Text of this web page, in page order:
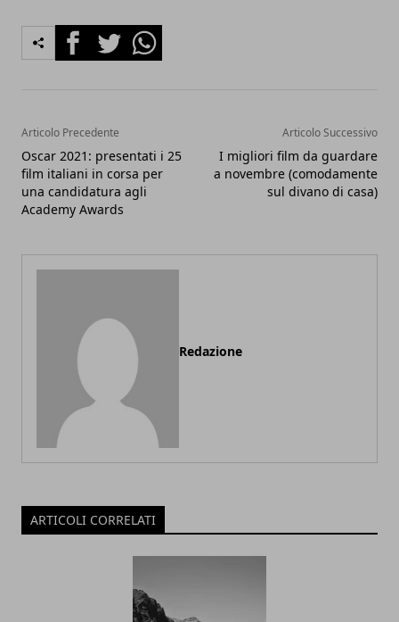
FacebookTwitterWhatsapp
Articolo Precedente
Oscar 2021: presentati i 25
film italiani in corsa per
una candidatura agli
Academy Awards
Articolo Successivo
I migliori film da guardare
a novembre (comodamente
sul divano di casa)
Redazione
ARTICOLI CORRELATI